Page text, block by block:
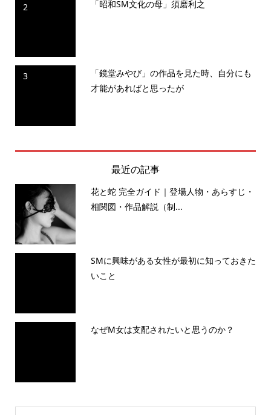
2 「昭和SM文化の母」須磨利之
3
「鏡堂みやび」の作品を見た時、自分にも
才能があればと思ったが
最近の記事
花と蛇 完全ガイド｜登場人物・あらすじ・
相関図・作品解説（制...
SMに興味がある女性が最初に知っておきた
いこと
なぜM女は支配されたいと思うのか？